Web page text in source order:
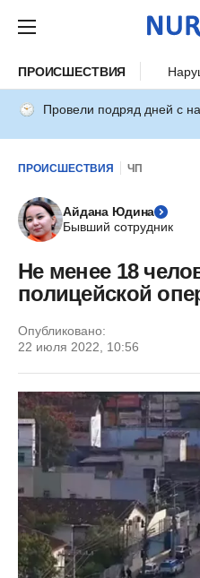
ПРОИСШЕСТВИЯ
Провели подряд дней с
ПРОИСШЕСТВИЯ ЧП
Айдана Юдина
Бывший сотрудник
Не менее 18
полицейской
Опубликовано:
22 июля 2022, 10:56